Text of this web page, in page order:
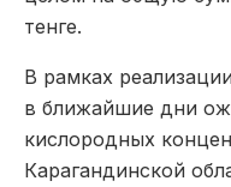
тенге.
В рамках
в ближайшие дни
кислородных
Карагандинской